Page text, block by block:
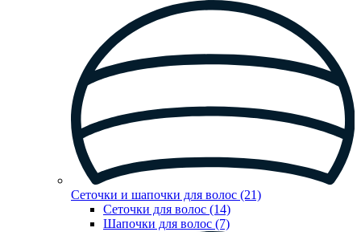
Сеточки и шапочки для волос (21)
Сеточки для волос (14)
Шапочки для волос (7)